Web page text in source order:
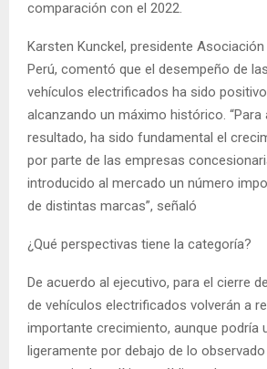
comparación con el 2022.
Karsten Kunckel, presidente
Perú, comentó que el desempeño de
vehículos electrificados ha sido
alcanzando un máximo histórico. “Para
resultado, ha sido fundamental el
por parte de las empresas
introducido al mercado un número
de distintas marcas”, señaló
¿Qué perspectivas tiene la categoría?
De acuerdo al ejecutivo, para el cierre
de vehículos electrificados volverán a
importante crecimiento, aunque podría
ligeramente por debajo de lo